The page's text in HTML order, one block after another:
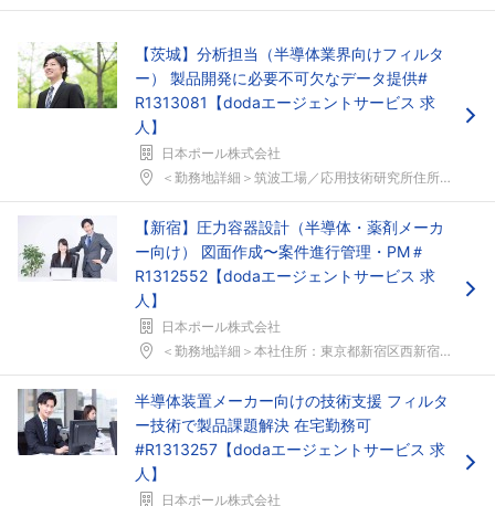
【茨城】分析担当（半導体業界向けフィルタ
ー） 製品開発に必要不可欠なデータ提供#
R1313081【dodaエージェントサービス 求
人】
日本ポール株式会社
＜勤務地詳細＞筑波工場／応用技術研究所住所：茨城県...
【新宿】圧力容器設計（半導体・薬剤メーカ
ー向け） 図面作成〜案件進行管理・PM＃
R1312552【dodaエージェントサービス 求
人】
日本ポール株式会社
＜勤務地詳細＞本社住所：東京都新宿区西新宿6-5-...
半導体装置メーカー向けの技術支援 フィルタ
ー技術で製品課題解決 在宅勤務可
#R1313257【dodaエージェントサービス 求
人】
日本ポール株式会社